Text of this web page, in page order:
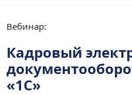
Вебинар:
Кадровый
«1С»